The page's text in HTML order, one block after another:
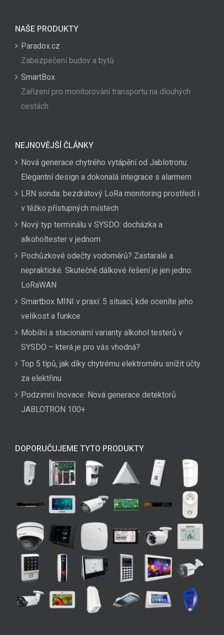
NAŠE PRODUKTY
Paradox.cz
Zabezpečení budov a bytů
SmartBox
Zařízení pro monitorování transportu na dlouhých
cestách
NEJNOVĚJŠÍ ČLÁNKY
Nová generace chytrého vytápění od Jablotronu:
Elegantní design a dokonalá integrace s alarmem
LRN sonda: bezdrátový LoRa monitoring prostředí i
v těžko přístupných místech
Nový typ terminálu v SYSDO: docházka a
alkoholtester v jednom
Pochůzkové odečty vodoměrů? Zastaralé a
nepraktické. Skutečně dálkové řešení je jen jedno:
LoRaWAN
Smartbox MINI v praxi: 5 situací, kde oceníte jeho
velikost a funkce
Mobilní a stacionární varianty alkohol testerů v
SYSDO – která je pro vás vhodná?
Top 5 tipů, jak díky chytrému elektroměru snížit účty
za elektřinu
Podzimní Inovace: Nová generace detektorů
JABLOTRON 100+
DOPORUČUJEME TYTO PRODUKTY